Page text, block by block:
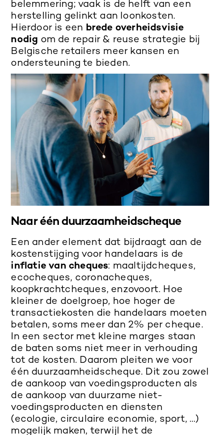
belemmering; vaak is de helft van een
herstelling gelinkt aan loonkosten.
Hierdoor is een brede overheidsvisie
nodig om de repair & reuse strategie bij
Belgische retailers meer kansen en
ondersteuning te bieden.
Naar één duurzaamheidscheque
Een ander element dat bijdraagt aan de
kostenstijging voor handelaars is de
inflatie van cheques: maaltijdcheques,
ecocheques, coronacheques,
koopkrachtcheques, enzovoort. Hoe
kleiner de doelgroep, hoe hoger de
transactiekosten die handelaars moeten
betalen, soms meer dan 2% per cheque.
In een sector met kleine marges staan
de baten soms niet meer in verhouding
tot de kosten. Daarom pleiten we voor
één duurzaamheidscheque. Dit zou zowel
de aankoop van voedingsproducten als
de aankoop van duurzame niet-
voedingsproducten en diensten
(ecologie, circulaire economie, sport, …)
mogelijk maken, terwijl het de